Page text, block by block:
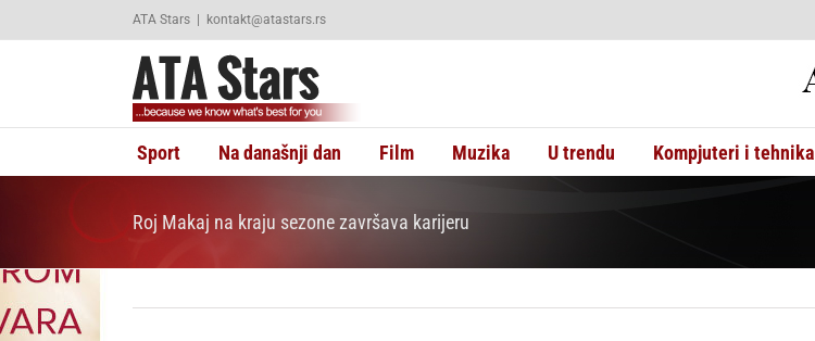
ATA Stars | kontakt@atastars.rs
Sport Na današnji dan Film Muzika U trendu Kompjuteri i tehnika
Roj Makaj na kraju sezone završava karijeru